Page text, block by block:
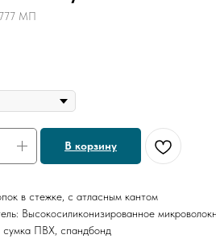
МП
В корзину
в стежке, с атласным кантом
Высокосиликонизированное
сумка ПВХ, спандбонд